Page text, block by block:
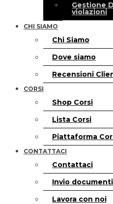
Gestione
violazioni
CHI SIAMO
Chi Siamo
Dove siamo
Recensioni
CORSI
Shop Corsi
Lista Corsi
Piattaforma
CONTATTACI
Contattaci
Invio documenti
Lavora con noi